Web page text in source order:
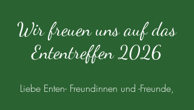
Wir freuen uns auf das
Ententreffen 2026
Liebe Enten- Freundinnen und -Freunde,